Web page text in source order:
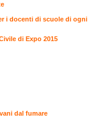
i docenti di scuole di ogni
di Expo 2015
dal fumare